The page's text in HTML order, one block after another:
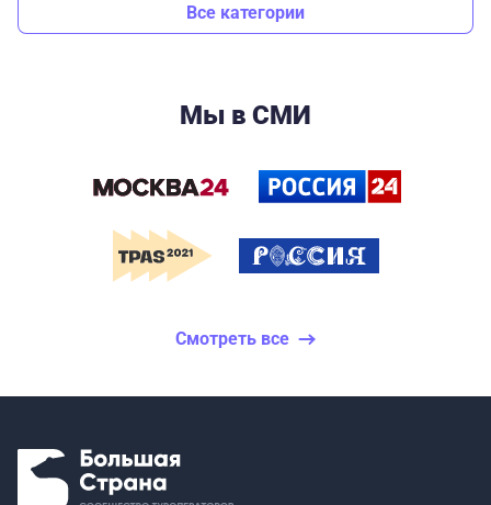
Все категории
Мы в СМИ
Смотреть все